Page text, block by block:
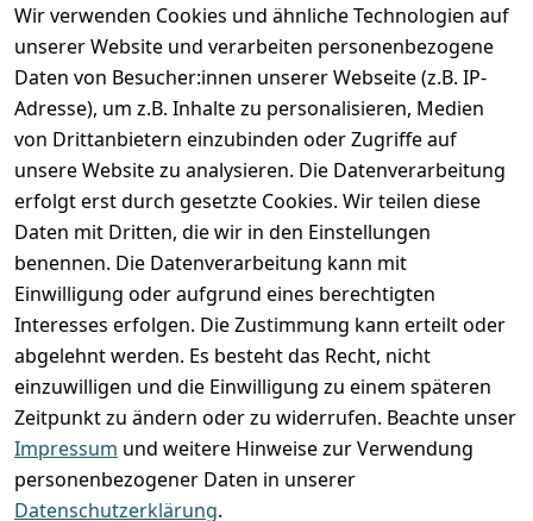
Wir verwenden Cookies und ähnliche Technologien auf
unserer Website und verarbeiten personenbezogene
Daten von Besucher:innen unserer Webseite (z.B. IP-
Adresse), um z.B. Inhalte zu personalisieren, Medien
von Drittanbietern einzubinden oder Zugriffe auf
unsere Website zu analysieren. Die Datenverarbeitung
erfolgt erst durch gesetzte Cookies. Wir teilen diese
Daten mit Dritten, die wir in den Einstellungen
benennen. Die Datenverarbeitung kann mit
Einwilligung oder aufgrund eines berechtigten
Interesses erfolgen. Die Zustimmung kann erteilt oder
abgelehnt werden. Es besteht das Recht, nicht
einzuwilligen und die Einwilligung zu einem späteren
Zeitpunkt zu ändern oder zu widerrufen. Beachte unser
Impressum und weitere Hinweise zur Verwendung
personenbezogener Daten in unserer
Datenschutzerklärung.
Registrieren
Zahlung und Versand
VORKASSE RECHNUNG